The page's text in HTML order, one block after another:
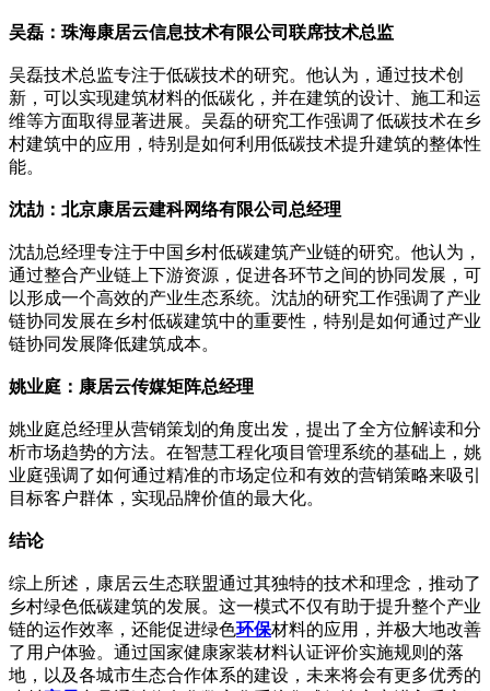
吴磊：珠海康居云信息技术有限公司联席技术总监
吴磊技术总监专注于低碳技术的研究。他认为，通过技术创
新，可以实现建筑材料的低碳化，并在建筑的设计、施工和运
维等方面取得显著进展。吴磊的研究工作强调了低碳技术在乡
村建筑中的应用，特别是如何利用低碳技术提升建筑的整体性
能。
沈劼：北京康居云建科网络有限公司总经理
沈劼总经理专注于中国乡村低碳建筑产业链的研究。他认为，
通过整合产业链上下游资源，促进各环节之间的协同发展，可
以形成一个高效的产业生态系统。沈劼的研究工作强调了产业
链协同发展在乡村低碳建筑中的重要性，特别是如何通过产业
链协同发展降低建筑成本。
姚业庭：康居云传媒矩阵总经理
姚业庭总经理从营销策划的角度出发，提出了全方位解读和分
析市场趋势的方法。在智慧工程化项目管理系统的基础上，姚
业庭强调了如何通过精准的市场定位和有效的营销策略来吸引
目标客户群体，实现品牌价值的最大化。
结论
综上所述，康居云生态联盟通过其独特的技术和理念，推动了
乡村绿色低碳建筑的发展。这一模式不仅有助于提升整个产业
链的运作效率，还能促进绿色环保材料的应用，并极大地改善
了用户体验。通过国家健康家装材料认证评价实施规则的落
地，以及各城市生态合作体系的建设，未来将会有更多优秀的